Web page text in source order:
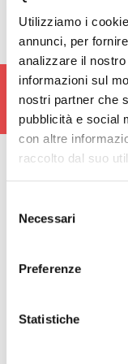
Utilizziamo i
annunci, per
analizzare il
informazioni sul
nostri partner che
pubblicità e social
con altre
raccolto dal suo
delNecessari
Preferenze
Statistiche
Torna
Resta
Lavoriamo
freschi come i